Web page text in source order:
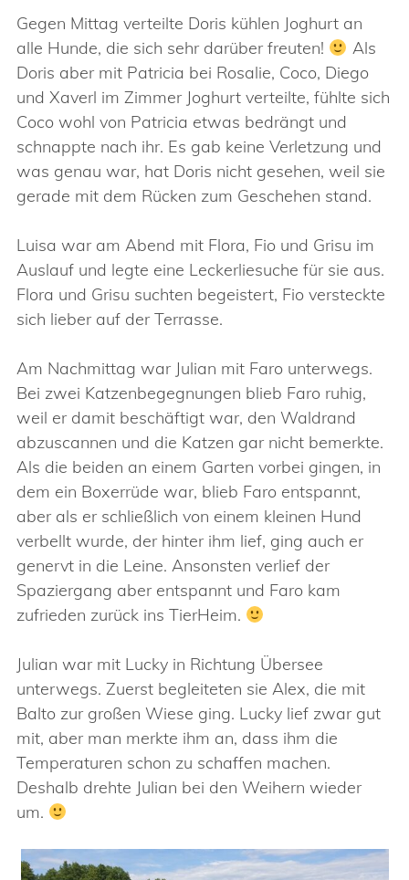
Gegen Mittag verteilte Doris kühlen Joghurt an
alle Hunde, die sich sehr darüber freuten!
Als
Doris aber mit Patricia bei Rosalie, Coco, Diego
und Xaverl im Zimmer Joghurt verteilte, fühlte sich
Coco wohl von Patricia etwas bedrängt und
schnappte nach ihr. Es gab keine Verletzung und
was genau war, hat Doris nicht gesehen, weil sie
gerade mit dem Rücken zum Geschehen stand.
Luisa war am Abend mit Flora, Fio und Grisu im
Auslauf und legte eine Leckerliesuche für sie aus.
Flora und Grisu suchten begeistert, Fio versteckte
sich lieber auf der Terrasse.
Am Nachmittag war Julian mit Faro unterwegs.
Bei zwei Katzenbegegnungen blieb Faro ruhig,
weil er damit beschäftigt war, den Waldrand
abzuscannen und die Katzen gar nicht bemerkte.
Als die beiden an einem Garten vorbei gingen, in
dem ein Boxerrüde war, blieb Faro entspannt,
aber als er schließlich von einem kleinen Hund
verbellt wurde, der hinter ihm lief, ging auch er
genervt in die Leine. Ansonsten verlief der
Spaziergang aber entspannt und Faro kam
zufrieden zurück ins TierHeim.
Julian war mit Lucky in Richtung Übersee
unterwegs. Zuerst begleiteten sie Alex, die mit
Balto zur großen Wiese ging. Lucky lief zwar gut
mit, aber man merkte ihm an, dass ihm die
Temperaturen schon zu schaffen machen.
Deshalb drehte Julian bei den Weihern wieder
um.